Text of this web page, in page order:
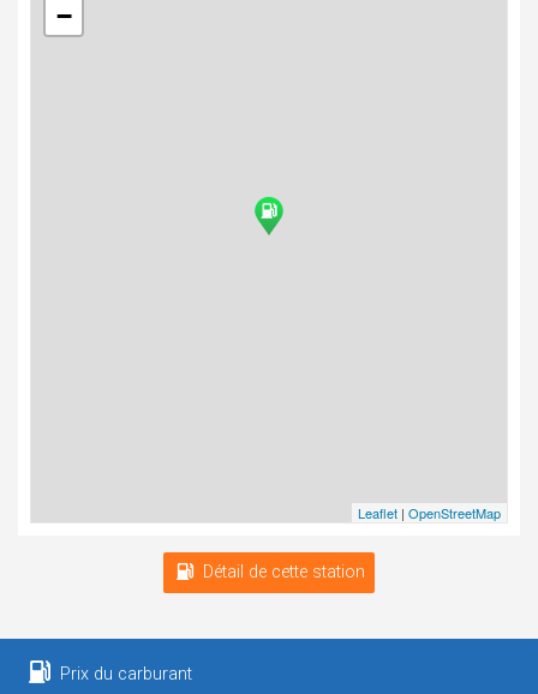
−
Leaflet | OpenStreetMap
Détail de cette station
Prix du carburant